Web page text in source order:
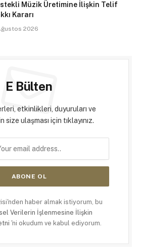
Müzik Üretimine İlişkin Telif
Kararı
2026
E Bülten
etkinlikleri, duyuruları ve
size ulaşması için tıklayınız.
haber almak istiyorum, bu
Verilerin İşlenmesine İlişkin
'ni okudum ve kabul ediyorum.